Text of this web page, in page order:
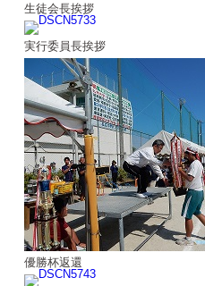
生徒会長挨拶
実行委員長挨拶
優勝杯返還